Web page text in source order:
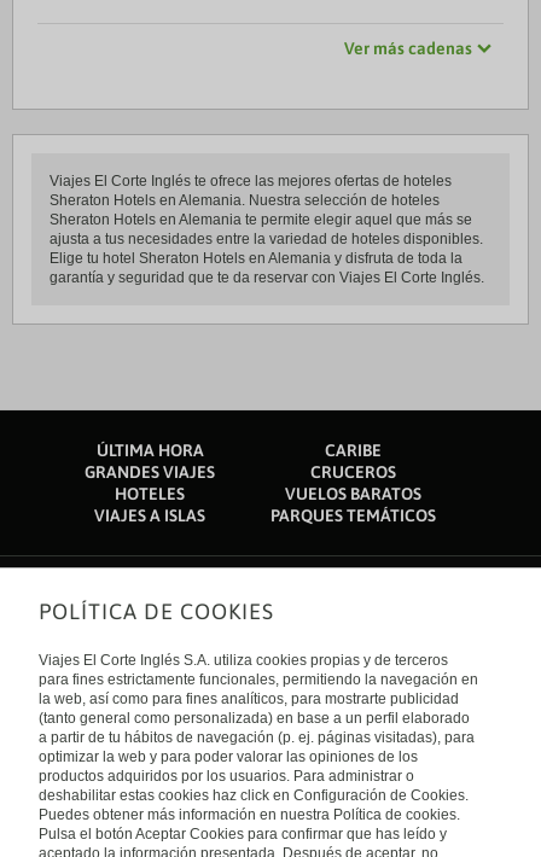
Ver más cadenas
Viajes El Corte Inglés te ofrece las mejores ofertas de hoteles
Sheraton Hotels en Alemania. Nuestra selección de hoteles
Sheraton Hotels en Alemania te permite elegir aquel que más se
ajusta a tus necesidades entre la variedad de hoteles disponibles.
Elige tu hotel Sheraton Hotels en Alemania y disfruta de toda la
garantía y seguridad que te da reservar con Viajes El Corte Inglés.
ÚLTIMA HORA
CARIBE
GRANDES VIAJES
CRUCEROS
HOTELES
VUELOS BARATOS
VIAJES A ISLAS
PARQUES TEMÁTICOS
Sobre nosotros
Quiénes somos
Financiación
Sostenibilidad
Turismo accesible
Tarjeta El Corte Inglés
Trabaja con nosotros
El Corte Inglés
Canal Ético
Enlaces de interés
Guías de viaje
Catálogos
Auto check-in
Condiciones Generales
Política de privacidad
Política de cookies
Accesibilidad
Empresas/ Grupos
Internacional
España
POLÍTICA DE COOKIES
Viajes El Corte Inglés S.A. utiliza cookies propias y de terceros
para fines estrictamente funcionales, permitiendo la navegación en
la web, así como para fines analíticos, para mostrarte publicidad
(tanto general como personalizada) en base a un perfil elaborado
a partir de tu hábitos de navegación (p. ej. páginas visitadas), para
optimizar la web y para poder valorar las opiniones de los
productos adquiridos por los usuarios. Para administrar o
deshabilitar estas cookies haz click en Configuración de Cookies.
Puedes obtener más información en nuestra Política de cookies.
Pulsa el botón Aceptar Cookies para confirmar que has leído y
aceptado la información presentada. Después de aceptar, no